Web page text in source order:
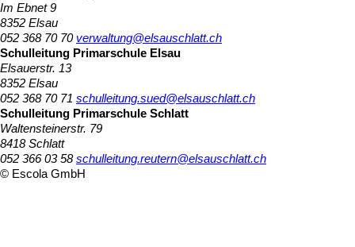
Im Ebnet 9
8352 Elsau
052 368 70 70 verwaltung@elsauschlatt.ch
Schulleitung Primarschule Elsau
Elsauerstr. 13
8352 Elsau
052 368 70 71 schulleitung.sued@elsauschlatt.ch
Schulleitung Primarschule Schlatt
Waltensteinerstr. 79
8418 Schlatt
052 366 03 58schulleitung.reutern@elsauschlatt.ch
© Escola GmbH